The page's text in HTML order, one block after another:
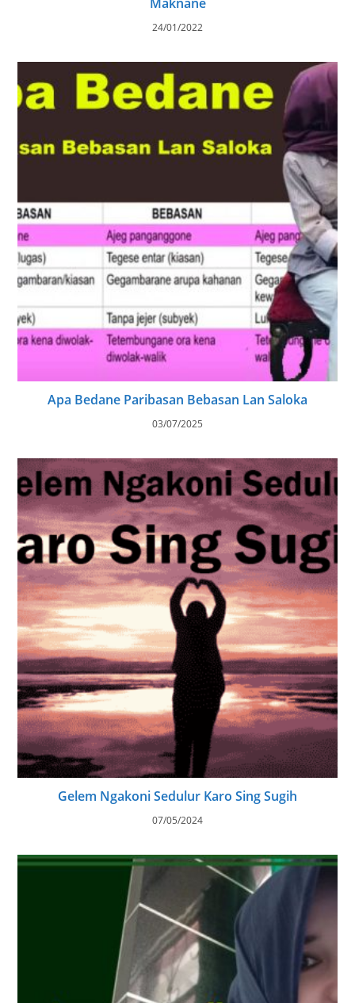
24/01/2022
Apa Bedane Paribasan Bebasan Lan Saloka
03/07/2025
Gelem Ngakoni Sedulur Karo Sing Sugih
07/05/2024